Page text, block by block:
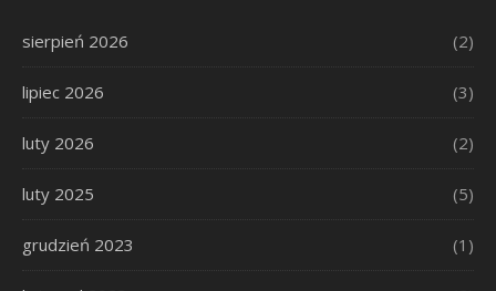
sierpień 2026 (2)
lipiec 2026 (3)
luty 2026 (2)
luty 2025 (5)
grudzień 2023 (1)